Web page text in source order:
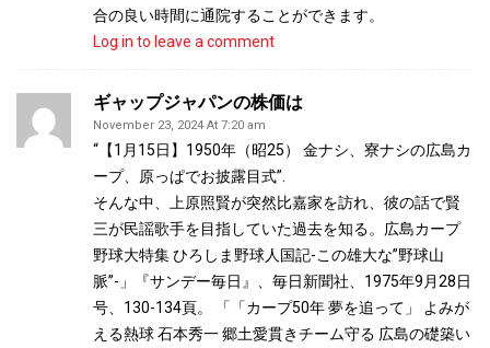
合の良い時間に通院することができます。
Log in to leave a comment
ギャップジャパンの株価は
November 23, 2024 At 7:20 am
“【1月15日】1950年（昭25） 金ナシ、寮ナシの広島カ
ープ、原っぱでお披露目式”.
そんな中、上原照賢が突然比嘉家を訪れ、彼の話で賢
三が民謡歌手を目指していた過去を知る。広島カープ
野球大特集 ひろしま野球人国記-この雄大な”野球山
脈”-」『サンデー毎日』、毎日新聞社、1975年9月28日
号、130-134頁。 「「カープ50年 夢を追って」 よみが
える熱球 石本秀一 郷土愛貫きチーム守る 広島の礎築い